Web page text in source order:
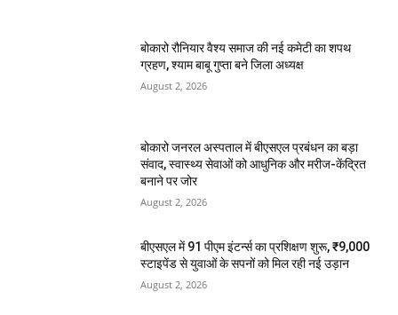
बोकारो रौनियार वैश्य समाज की नई कमेटी का शपथ
ग्रहण, श्याम बाबू गुप्ता बने जिला अध्यक्ष
August 2, 2026
बोकारो जनरल अस्पताल में बीएसएल प्रबंधन का बड़ा
संवाद, स्वास्थ्य सेवाओं को आधुनिक और मरीज-केंद्रित
बनाने पर जोर
August 2, 2026
बीएसएल में 91 पीएम इंटर्न्स का प्रशिक्षण शुरू, ₹9,000
स्टाइपेंड से युवाओं के सपनों को मिल रही नई उड़ान
August 2, 2026